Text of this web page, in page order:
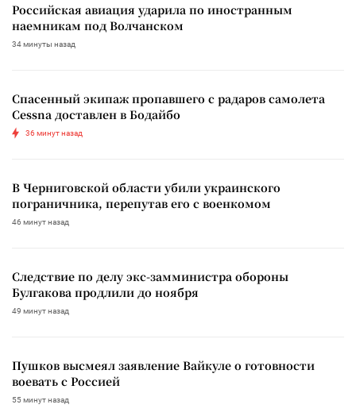
Российская авиация ударила по иностранным
наемникам под Волчанском
34 минуты назад
Спасенный экипаж пропавшего с радаров самолета
Cessna доставлен в Бодайбо
36 минут назад
В Черниговской области убили украинского
пограничника, перепутав его с военкомом
46 минут назад
Следствие по делу экс-замминистра обороны
Булгакова продлили до ноября
49 минут назад
Пушков высмеял заявление Вайкуле о готовности
воевать с Россией
55 минут назад